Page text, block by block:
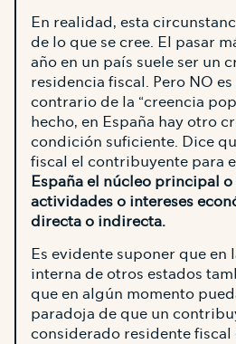
En realidad, esta
de lo que se cree. El pasar
año en un país suele ser un
residencia fiscal. Pero NO
contrario de la “creencia
hecho, en España hay otro
condición suficiente. Dice
fiscal el contribuyente para
España el núcleo principal o
actividades o intereses
directa o indirecta.
Es evidente suponer que en
interna de otros estados
que en algún momento
paradoja de que un
considerado residente fiscal